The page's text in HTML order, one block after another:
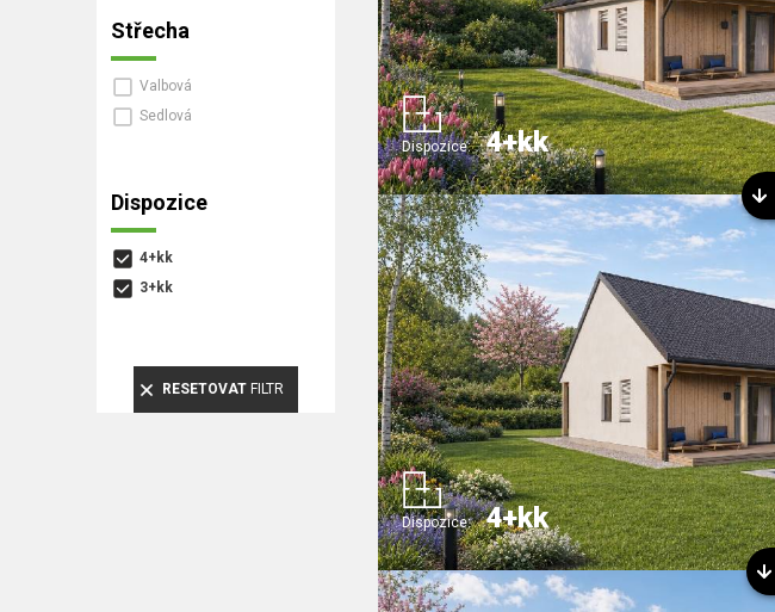
Střecha
Valbová
Sedlová
Dispozice
4+kk
3+kk
RESETOVATFILTR
Dispozice: 4+kk
Dispozice: 4+kk